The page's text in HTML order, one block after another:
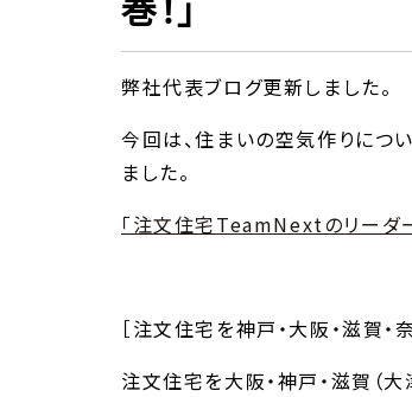
弊社代表ブログ更新しました。
今回は、住まいの空気作りにつ
ました。
「注文住宅TeamNextのリーダ
［注文住宅を神戸・大阪・滋賀
注文住宅を大阪・神戸・滋賀（